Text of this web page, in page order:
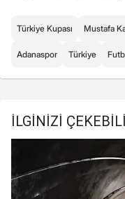
Türkiye Kupası Mustafa
Adanaspor Türkiye